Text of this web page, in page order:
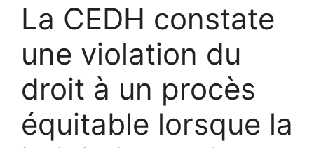
La CEDH constate
une violation du
droit à un procès
équitable lorsque la